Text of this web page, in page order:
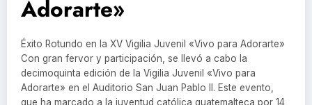
Adorarte»
Éxito Rotundo en la XV Vigilia Juvenil «Vivo para Adorarte»
Con gran fervor y participación, se llevó a cabo la
decimoquinta edición de la Vigilia Juvenil «Vivo para
Adorarte» en el Auditorio San Juan Pablo II. Este evento,
que ha marcado a la juventud católica guatemalteca por 14